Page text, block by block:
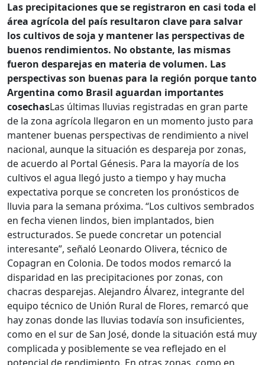
Las precipitaciones que se registraron en casi toda el
área agrícola del país resultaron clave para salvar
los cultivos de soja y mantener las perspectivas de
buenos rendimientos. No obstante, las mismas
fueron desparejas en materia de volumen. Las
perspectivas son buenas para la región porque tanto
Argentina como Brasil aguardan importantes
cosechasLas últimas lluvias registradas en gran parte
de la zona agrícola llegaron en un momento justo para
mantener buenas perspectivas de rendimiento a nivel
nacional, aunque la situación es despareja por zonas,
de acuerdo al Portal Génesis. Para la mayoría de los
cultivos el agua llegó justo a tiempo y hay mucha
expectativa porque se concreten los pronósticos de
lluvia para la semana próxima. “Los cultivos sembrados
en fecha vienen lindos, bien implantados, bien
estructurados. Se puede concretar un potencial
interesante”, señaló Leonardo Olivera, técnico de
Copagran en Colonia. De todos modos remarcó la
disparidad en las precipitaciones por zonas, con
chacras desparejas. Alejandro Álvarez, integrante del
equipo técnico de Unión Rural de Flores, remarcó que
hay zonas donde las lluvias todavía son insuficientes,
como en el sur de San José, donde la situación está muy
complicada y posiblemente se vea reflejado en el